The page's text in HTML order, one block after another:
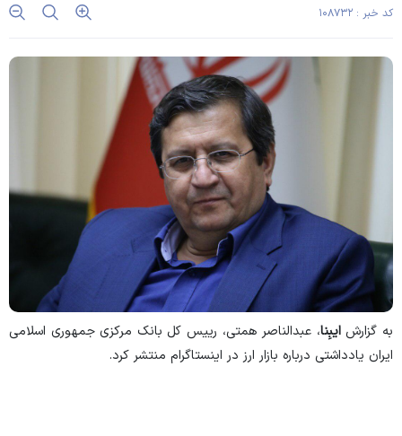
کد خبر : ۱۰۸۷۳۲
به گزارشایبِنا، عبدالناصر همتی، رییس کل بانک مرکزی جمهوری اسلامی
ایران یادداشتی درباره بازار ارز در اینستاگرام منتشر کرد.